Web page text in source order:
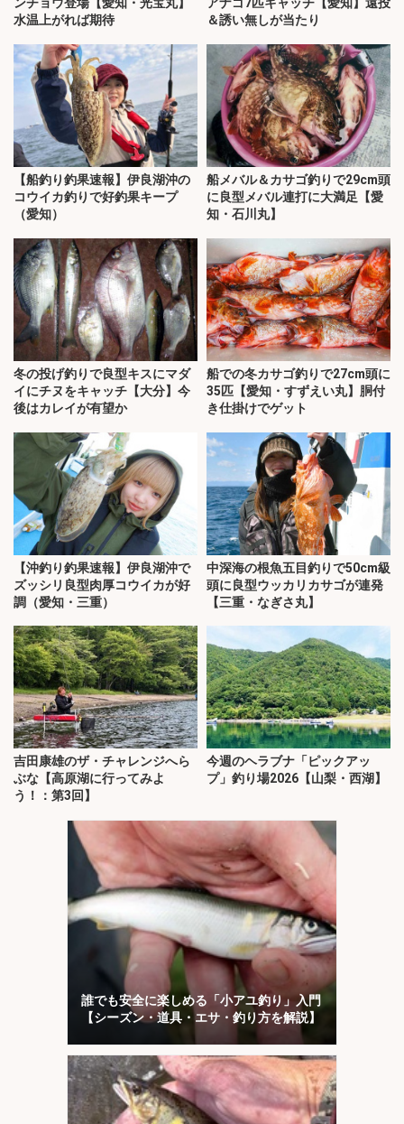
水温上がれば期待
＆誘い無しが当たり
【船釣り釣果速報】伊良湖沖の
コウイカ釣りで好釣果キープ
（愛知）
船メバル＆カサゴ釣りで29cm頭
に良型メバル連打に大満足【愛
知・石川丸】
冬の投げ釣りで良型キスにマダ
イにチヌをキャッチ【大分】今
後はカレイが有望か
船での冬カサゴ釣りで27cm頭に
35匹【愛知・すずえい丸】胴付
き仕掛けでゲット
【沖釣り釣果速報】伊良湖沖で
ズッシリ良型肉厚コウイカが好
調（愛知・三重）
中深海の根魚五目釣りで50cm級
頭に良型ウッカリカサゴが連発
【三重・なぎさ丸】
吉田康雄のザ・チャレンジへら
ぶな【高原湖に行ってみよ
う！：第3回】
今週のヘラブナ「ピックアッ
プ」釣り場2026【山梨・西湖】
誰でも安全に楽しめる「小アユ釣り」入門
【シーズン・道具・エサ・釣り方を解説】